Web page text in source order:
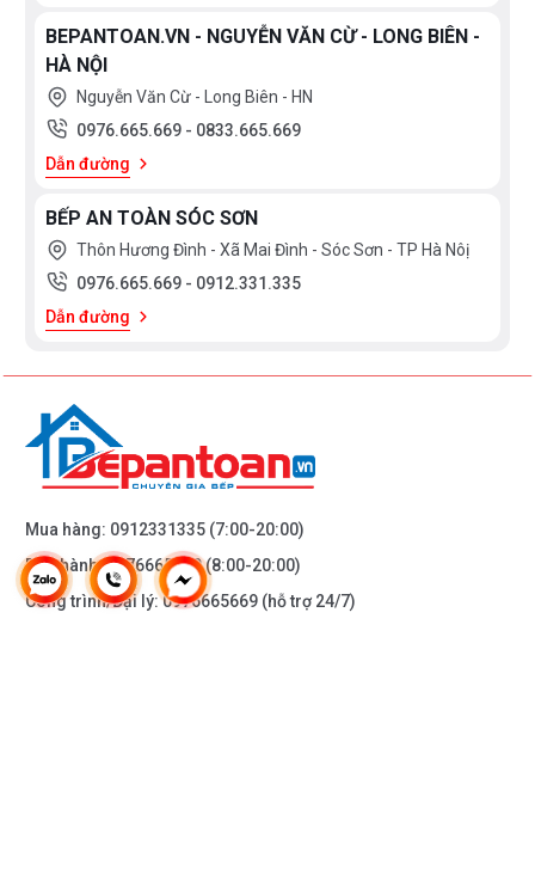
BEPANTOAN.VN - NGUYỄN VĂN CỪ - LONG BIÊN -
HÀ NỘI
Nguyễn Văn Cừ - Long Biên - HN
0976.665.669 - 0833.665.669
Dẫn đường
BẾP AN TOÀN SÓC SƠN
Thôn Hương Đình - Xã Mai Đình - Sóc Sơn - TP Hà Nôị
0976.665.669 - 0912.331.335
Dẫn đường
Mua hàng: 0912331335 (7:00-20:00)
Bảo hành:0976665669(8:00-20:00)
Công trình/Đại lý:0976665669 (hỗ trợ 24/7)